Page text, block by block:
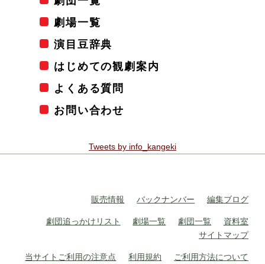
劇場一覧
演目豆辞典
はじめての観劇案内
よくある質問
お問い合わせ
Tweets by info_kangeki
販売情報 バックナンバー 編集ブログ
劇団追っかけリスト 劇場一覧 劇団一覧
資料室
サイトマップ
当サイトご利用の注意点 利用規約 ご利用方法について